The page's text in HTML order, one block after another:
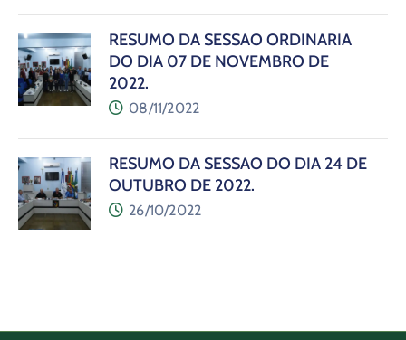
RESUMO DA SESSÃO ORDINÁRIA
DO DIA 07 DE NOVEMBRO DE
2022.
08/11/2022
RESUMO DA SESSÃO DO DIA 24 DE
OUTUBRO DE 2022.
26/10/2022